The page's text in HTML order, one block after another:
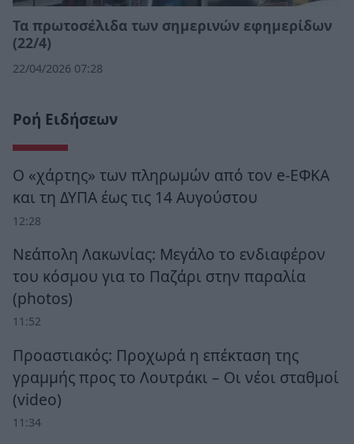
Τα πρωτοσέλιδα των σημερινών εφημερίδων
(22/4)
22/04/2026 07:28
Ροή Ειδήσεων
Ο «χάρτης» των πληρωμών από τον e-ΕΦΚΑ
και τη ΔΥΠΑ έως τις 14 Αυγούστου
12:28
Νεάπολη Λακωνίας: Μεγάλο το ενδιαφέρον
του κόσμου για το Παζάρι στην παραλία
(photos)
11:52
Προαστιακός: Προχωρά η επέκταση της
γραμμής προς το Λουτράκι – Οι νέοι σταθμοί
(video)
11:34